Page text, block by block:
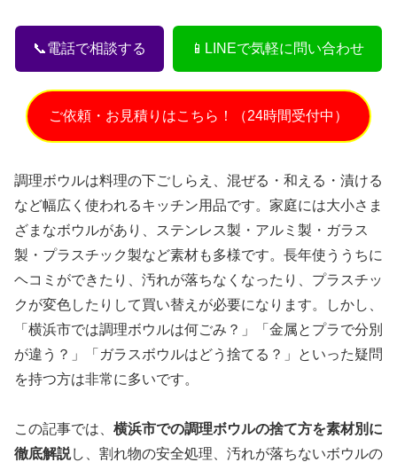
📞電話で相談する 📱LINEで気軽に問い合わせ
ご依頼・お見積りはこちら！（24時間受付中）
調理ボウルは料理の下ごしらえ、混ぜる・和える・漬ける
など幅広く使われるキッチン用品です。家庭には大小さま
ざまなボウルがあり、ステンレス製・アルミ製・ガラス
製・プラスチック製など素材も多様です。長年使ううちに
ヘコミができたり、汚れが落ちなくなったり、プラスチッ
クが変色したりして買い替えが必要になります。しかし、
「横浜市では調理ボウルは何ごみ？」「金属とプラで分別
が違う？」「ガラスボウルはどう捨てる？」といった疑問
を持つ方は非常に多いです。
この記事では、 横浜市での調理ボウルの捨て方を素材別に
徹底解説し、割れ物の安全処理、汚れが落ちないボウルの